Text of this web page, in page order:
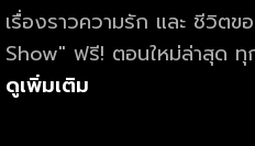
เรื่องราวความรัก และ ชีวิตของ "อาดว
Show" ฟรี! ตอนใหม่ล่าสุด ทุ
oneD
ดูเพิ่มเติม